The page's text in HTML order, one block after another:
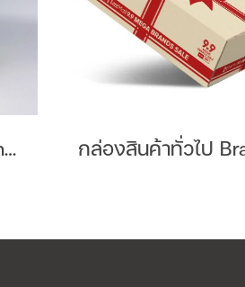
กล่องสินค้าทั่วไป Brand : AMD VEL